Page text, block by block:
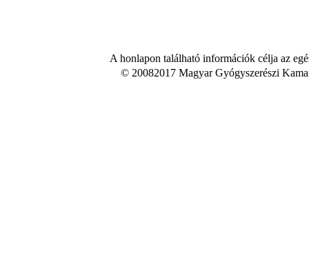
A honlapon található információk célja az
© 20082017 Magyar Gyógyszerészi